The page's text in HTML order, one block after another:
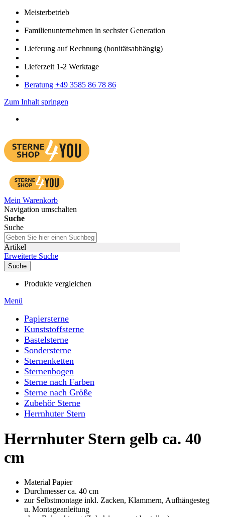
Meister­betrieb
Familien­unter­nehmen in sechster Gene­ration
Lieferung auf Rech­nung (bonitätsabhängig)
Liefer­zeit 1-2 Werk­tage
Bera­tung +49 3585 86 78 86
Zum Inhalt springen
Mein Warenkorb
Navigation umschalten
Suche
Suche
Artikel
Erweiterte Suche
Suche
Produkte vergleichen
Menü
Papiersterne
Kunststoffsterne
Bastelsterne
Sondersterne
Sternenketten
Sternenbogen
Sterne nach Farben
Sterne nach Größe
Zubehör Sterne
Herrnhuter Stern
Herrnhuter Stern gelb ca. 40
cm
Material Papier
Durchmesser ca. 40 cm
zur Selbstmontage inkl. Zacken, Klammern, Aufhängesteg
u. Montageanleitung